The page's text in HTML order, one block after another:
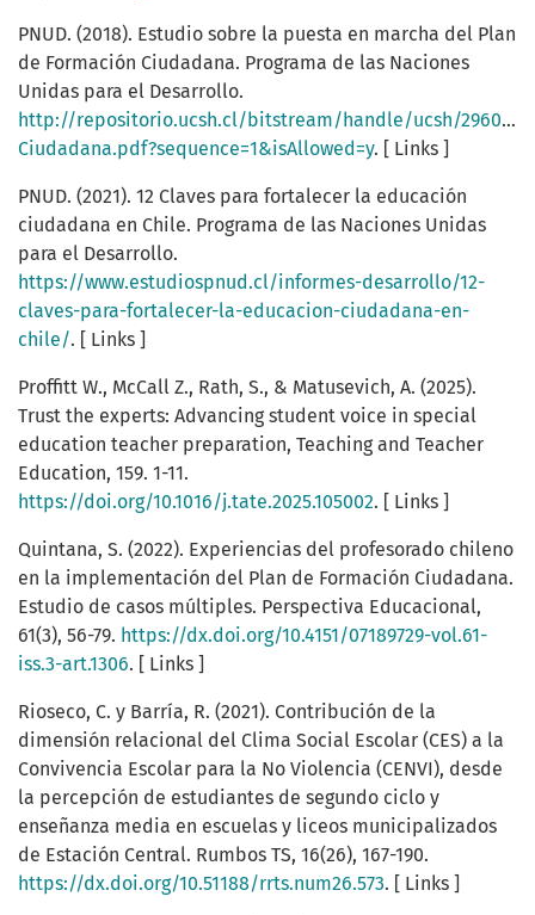
PNUD. (2018). Estudio sobre la puesta en marcha del Plan
de Formación Ciudadana. Programa de las Naciones
Unidas para el Desarrollo.
http://repositorio.ucsh.cl/bitstream/handle/ucsh/2960/
Ciudadana.pdf?sequence=1&isAllowed=y. [ Links ]
PNUD. (2021). 12 Claves para fortalecer la educación
ciudadana en Chile. Programa de las Naciones Unidas
para el Desarrollo.
https://www.estudiospnud.cl/informes-desarrollo/12-
claves-para-fortalecer-la-educacion-ciudadana-en-
chile/. [ Links ]
Proffitt W., McCall Z., Rath, S., & Matusevich, A. (2025).
Trust the experts: Advancing student voice in special
education teacher preparation, Teaching and Teacher
Education, 159. 1-11.
https://doi.org/10.1016/j.tate.2025.105002. [ Links ]
Quintana, S. (2022). Experiencias del profesorado chileno
en la implementación del Plan de Formación Ciudadana.
Estudio de casos múltiples. Perspectiva Educacional,
61(3), 56-79. https://dx.doi.org/10.4151/07189729-vol.61-
iss.3-art.1306. [ Links ]
Rioseco, C. y Barría, R. (2021). Contribución de la
dimensión relacional del Clima Social Escolar (CES) a la
Convivencia Escolar para la No Violencia (CENVI), desde
la percepción de estudiantes de segundo ciclo y
enseñanza media en escuelas y liceos municipalizados
de Estación Central. Rumbos TS, 16(26), 167-190.
https://dx.doi.org/10.51188/rrts.num26.573. [ Links ]